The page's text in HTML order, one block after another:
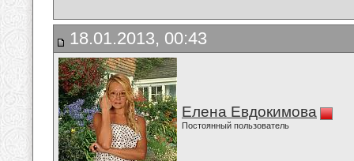
18.01.2013, 00:43
Елена Евдокимова
Постоянный пользователь